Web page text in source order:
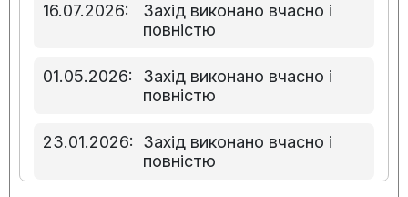
16.07.2026:
Захід виконано вчасно і
повністю
01.05.2026:
Захід виконано вчасно і
повністю
23.01.2026:
Захід виконано вчасно і
повністю